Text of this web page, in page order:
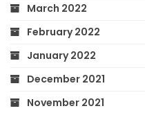
March 2022
February 2022
January 2022
December 2021
November 2021